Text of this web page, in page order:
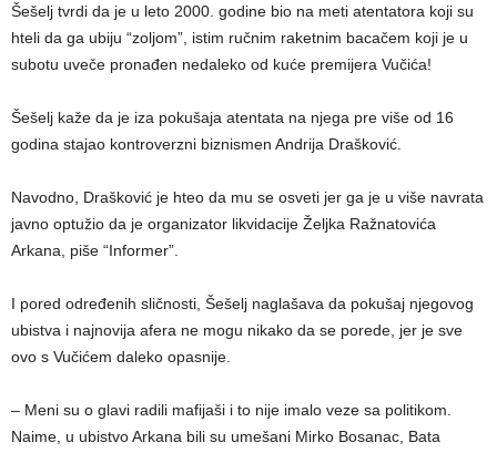
Šešelj tvrdi da je u leto 2000. godine bio na meti atentatora koji su
hteli da ga ubiju “zoljom”, istim ručnim raketnim bacačem koji je u
subotu uveče pronađen nedaleko od kuće premijera Vučića!
Šešelj kaže da je iza pokušaja atentata na njega pre više od 16
godina stajao kontroverzni biznismen Andrija Drašković.
Navodno, Drašković je hteo da mu se osveti jer ga je u više navrata
javno optužio da je organizator likvidacije Željka Ražnatovića
Arkana, piše “Informer”.
I pored određenih sličnosti, Šešelj naglašava da pokušaj njegovog
ubistva i najnovija afera ne mogu nikako da se porede, jer je sve
ovo s Vučićem daleko opasnije.
– Meni su o glavi radili mafijaši i to nije imalo veze sa politikom.
Naime, u ubistvo Arkana bili su umešani Mirko Bosanac, Bata